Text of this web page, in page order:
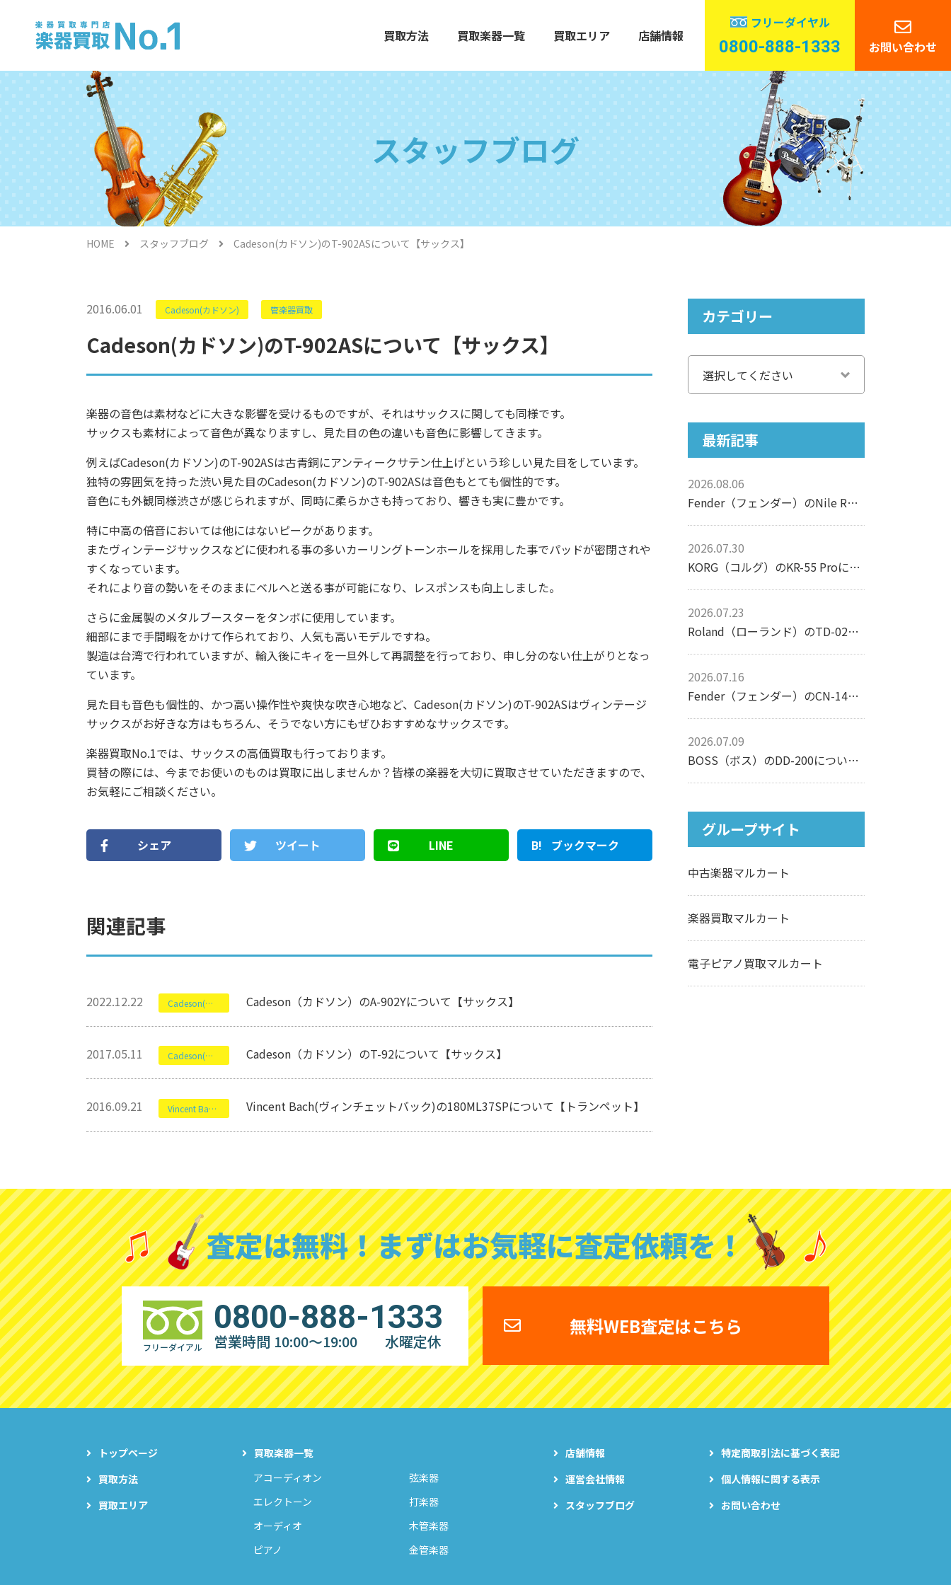
買取方法 買取楽器一覧 買取エリア 店舗情報
フリーダイヤル
0800-888-1333 お問い合わせ
スタッフブログ
HOME スタッフブログ Cadeson(カドソン)のT-902ASについて【サックス】
2016.06.01 Cadeson(カドソン) 管楽器買取
Cadeson(カドソン)のT-902ASについて【サックス】
楽器の音色は素材などに大きな影響を受けるものですが、それはサックスに関しても同様です。
サックスも素材によって音色が異なりますし、見た目の色の違いも音色に影響してきます。
例えばCadeson(カドソン)のT-902ASは古青銅にアンティークサテン仕上げという珍しい見た目をしています。
独特の雰囲気を持った渋い見た目のCadeson(カドソン)のT-902ASは音色もとても個性的です。
音色にも外観同様渋さが感じられますが、同時に柔らかさも持っており、響きも実に豊かです。
特に中高の倍音においては他にはないピークがあります。
またヴィンテージサックスなどに使われる事の多いカーリングトーンホールを採用した事でパッドが密閉されや
すくなっています。
それにより音の勢いをそのままにベルへと送る事が可能になり、レスポンスも向上しました。
さらに金属製のメタルブースターをタンボに使用しています。
細部にまで手間暇をかけて作られており、人気も高いモデルですね。
製造は台湾で行われていますが、輸入後にキィを一旦外して再調整を行っており、申し分のない仕上がりとなっ
ています。
見た目も音色も個性的、かつ高い操作性や爽快な吹き心地など、Cadeson(カドソン)のT-902ASはヴィンテージ
サックスがお好きな方はもちろん、そうでない方にもぜひおすすめなサックスです。
楽器買取No.1では、サックスの高価買取も行っております。
買替の際には、今までお使いのものは買取に出しませんか？皆様の楽器を大切に買取させていただきますので、
お気軽にご相談ください。
シェア ツイート LINE ブックマーク
関連記事
2022.12.22 Cadeson(カドソン) Cadeson（カドソン）のA-902Yについて【サックス】
2017.05.11 Cadeson(カドソン) Cadeson（カドソン）のT-92について【サックス】
2016.09.21 Vincent Bach(ヴィンセント バック) Vincent Bach(ヴィンチェットバック)の180ML37SPについて【トランペット】
カテゴリー
最新記事
2026.08.06
Fender（フェンダー）のNile Rodgers Hitmaker Stratocasterについて【エレキギター】
2026.07.30
KORG（コルグ）のKR-55 Proについて【リズムマシン】
2026.07.23
Roland（ローランド）のTD-02Kについて【電子ドラム】
2026.07.16
Fender（フェンダー）のCN-140SCEについて【アコースティックギター】
2026.07.09
BOSS（ボス）のDD-200について【エフェクター】
グループサイト
中古楽器マルカート
楽器買取マルカート
電子ピアノ買取マルカート
査定は無料！まずはお気軽に査定依頼を！
フリーダイアル
0800-888-1333
営業時間 10:00～19:00 水曜定休
無料WEB査定はこちら
トップページ
買取方法
買取エリア
買取楽器一覧
アコーディオン
エレクトーン
オーディオ
ピアノ
弦楽器
打楽器
木管楽器
金管楽器
店舗情報
運営会社情報
スタッフブログ
特定商取引法に基づく表記
個人情報に関する表示
お問い合わせ